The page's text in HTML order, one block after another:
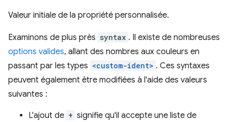
Valeur initiale de la propriété personnalisée.
Examinons de plus près syntax . Il existe de nombreuses
options valides, allant des nombres aux couleurs en
passant par les types <custom-ident> . Ces syntaxes
peuvent également être modifiées à l'aide des valeurs
suivantes :
L'ajout de + signifie qu'il accepte une liste de